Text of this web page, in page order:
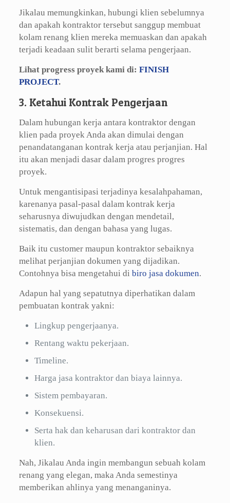
Jikalau memungkinkan, hubungi klien sebelumnya
dan apakah kontraktor tersebut sanggup membuat
kolam renang klien mereka memuaskan dan apakah
terjadi keadaan sulit berarti selama pengerjaan.
Lihat progress proyek kami di: FINISH
PROJECT.
3. Ketahui Kontrak Pengerjaan
Dalam hubungan kerja antara kontraktor dengan
klien pada proyek Anda akan dimulai dengan
penandatanganan kontrak kerja atau perjanjian. Hal
itu akan menjadi dasar dalam progres progres
proyek.
Untuk mengantisipasi terjadinya kesalahpahaman,
karenanya pasal-pasal dalam kontrak kerja
seharusnya diwujudkan dengan mendetail,
sistematis, dan dengan bahasa yang lugas.
Baik itu customer maupun kontraktor sebaiknya
melihat perjanjian dokumen yang dijadikan.
Contohnya bisa mengetahui di biro jasa dokumen.
Adapun hal yang sepatutnya diperhatikan dalam
pembuatan kontrak yakni:
Lingkup pengerjaanya.
Rentang waktu pekerjaan.
Timeline.
Harga jasa kontraktor dan biaya lainnya.
Sistem pembayaran.
Konsekuensi.
Serta hak dan keharusan dari kontraktor dan
klien.
Nah, Jikalau Anda ingin membangun sebuah kolam
renang yang elegan, maka Anda semestinya
memberikan ahlinya yang menanganinya.